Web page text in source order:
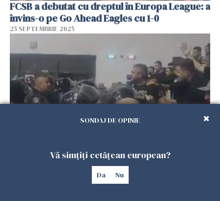
FCSB a debutat cu dreptul în Europa League: a
învins-o pe Go Ahead Eagles cu 1-0
25 SEPTEMBRIE 2025
Scandal la meciul de futsal dintre România şi
Ungaria. Au intervenit jandarmii
SONDAJ DE OPINIE
Vă simțiți cetățean european?
Da Nu